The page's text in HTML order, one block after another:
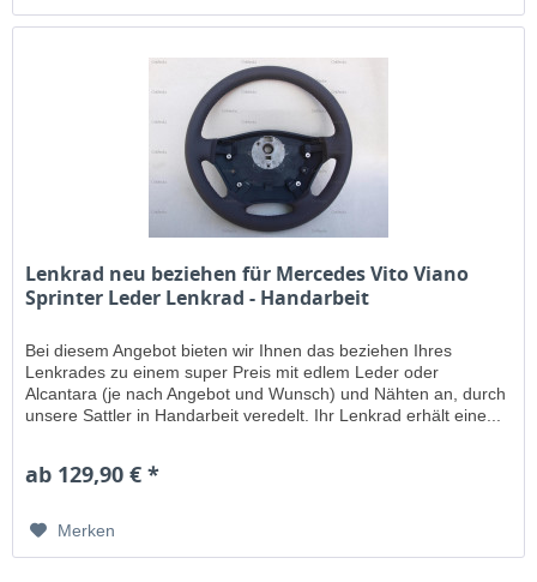
Lenkrad neu beziehen für Mercedes Vito Viano
Sprinter Leder Lenkrad - Handarbeit
Bei diesem Angebot bieten wir Ihnen das beziehen Ihres
Lenkrades zu einem super Preis mit edlem Leder oder
Alcantara (je nach Angebot und Wunsch) und Nähten an, durch
unsere Sattler in Handarbeit veredelt. Ihr Lenkrad erhält eine...
ab 129,90 € *
Merken